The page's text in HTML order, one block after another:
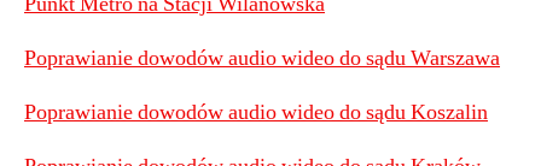
Poprawianie dowodów audio wideo do sądu Warszawa
Poprawianie dowodów audio wideo do sądu Koszalin